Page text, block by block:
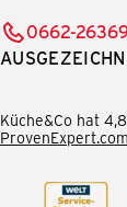
0662-
Küche&Co hat
ProvenExpert.com